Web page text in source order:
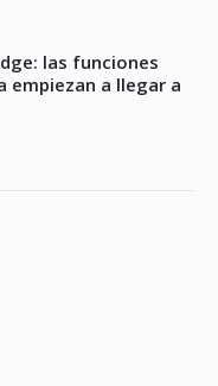
las funciones
empiezan a llegar a